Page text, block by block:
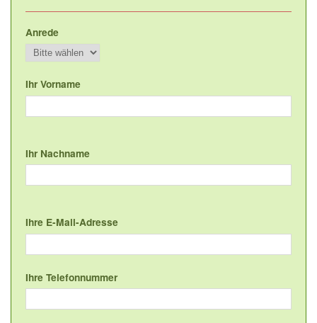
Anrede
Ihr Vorname
Ihr Nachname
Ihre E-Mail-Adresse
Ihre Telefonnummer